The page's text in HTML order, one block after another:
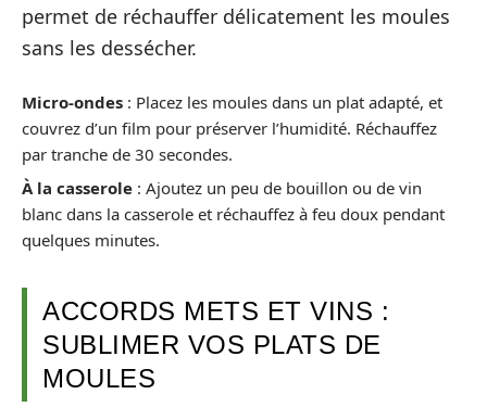
permet de réchauffer délicatement les moules
sans les dessécher.
Micro-ondes : Placez les moules dans un plat adapté, et
couvrez d’un film pour préserver l’humidité. Réchauffez
par tranche de 30 secondes.
À la casserole : Ajoutez un peu de bouillon ou de vin
blanc dans la casserole et réchauffez à feu doux pendant
quelques minutes.
ACCORDS METS ET VINS :
SUBLIMER VOS PLATS DE
MOULES